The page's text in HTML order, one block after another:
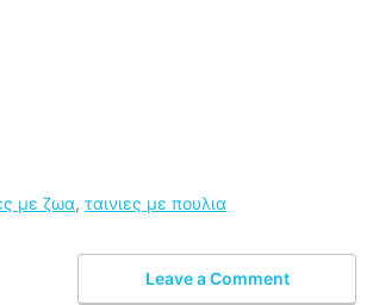
με ζωα, ταινιες με πουλια
Leave a Comment